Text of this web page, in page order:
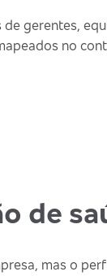
gerentes,
no
de
mas o